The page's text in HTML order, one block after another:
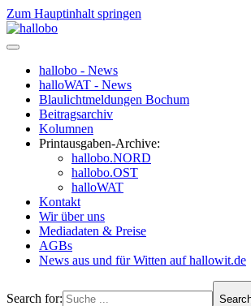
Zum Hauptinhalt springen
hallobo - News
halloWAT - News
Blaulichtmeldungen Bochum
Beitragsarchiv
Kolumnen
Printausgaben-Archive:
hallobo.NORD
hallobo.OST
halloWAT
Kontakt
Wir über uns
Mediadaten & Preise
AGBs
News aus und für Witten auf hallowit.de
Search for: